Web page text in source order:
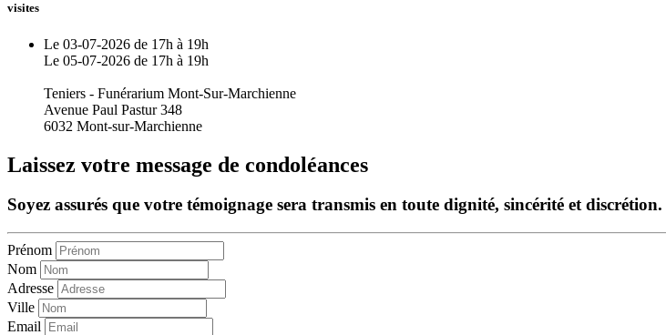
visites
Le 03-07-2026 de 17h à 19h
Le 05-07-2026 de 17h à 19h
Teniers - Funérarium Mont-Sur-Marchienne
Avenue Paul Pastur 348
6032 Mont-sur-Marchienne
Laissez votre message de condoléances
Soyez assurés que votre témoignage sera transmis en toute dignité, sincérité et discrétion.
Prénom
Nom
Adresse
Ville
Email